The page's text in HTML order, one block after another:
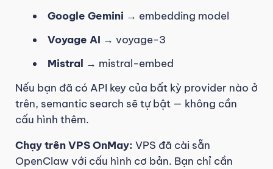
Google Gemini → embedding model
Voyage AI → voyage-3
Mistral → mistral-embed
Nếu bạn đã có API key của bất kỳ provider nào ở
trên, semantic search sẽ tự bật — không cần
cấu hình thêm.
Chạy trên VPS OnMay: VPS đã cài sẵn
OpenClaw với cấu hình cơ bản. Bạn chỉ cần